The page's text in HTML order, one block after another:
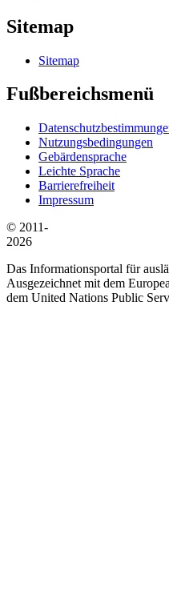
Sitemap
Sitemap
Fußbereichsmenü
Nutzungsbedingungen
Gebärdensprache
Leichte Sprache
Barrierefreiheit
Impressum
© 2011-
2026
Das Informationsportal für
Ausgezeichnet mit dem
dem United Nations Public